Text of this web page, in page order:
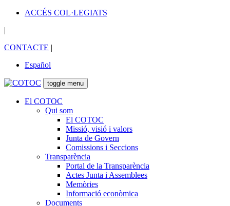
ACCÉS COL·LEGIATS
|
CONTACTE |
Español
toggle menu
El COTOC
Qui som
El COTOC
Missió, visió i valors
Junta de Govern
Comissions i Seccions
Transparència
Portal de la Transparència
Actes Junta i Assemblees
Memòries
Informació econòmica
Documents